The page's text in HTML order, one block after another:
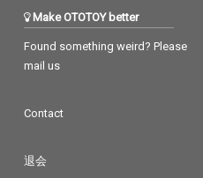
Make OTOTOY better
Found something weird? Please
mail us
Contact
退会